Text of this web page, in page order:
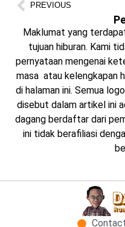
PREVIOUS
Maklumat yang
tujuan hiburan. Kami
pernyataan mengenai
masa atau kelengkapan
di halaman ini. Semua
disebut dalam artikel ini
dagang berdaftar dari
ini tidak berafiliasi